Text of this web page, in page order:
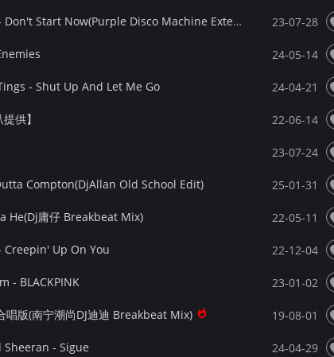
【DjRay提供】Dua Lipa - Don't Start Now(Purple Disco Machine Extended Mix) 23-07-28
24-05-14
- Shut Up And Let Me Go 24-04-21
供】 22-06-14
23-07-24
Compton(DjAllan Old School Edit) 25-01-31
He(Dj庸仔 Breakbeat Mix) 22-05-11
Creepin' Up On You 22-12-04
- BLACKPINK 23-01-02
版(南宁潮尚DJ迪迪 Breakbeat Mix) 19-08-01
Sheeran - Sigue 24-04-29